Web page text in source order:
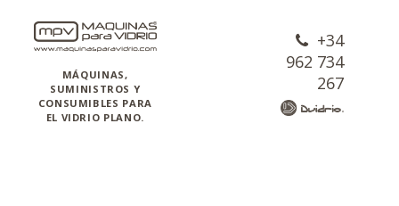
MÁQUINAS,
SUMINISTROS Y
CONSUMIBLES PARA
EL VIDRIO PLANO.
+34
962 734
267